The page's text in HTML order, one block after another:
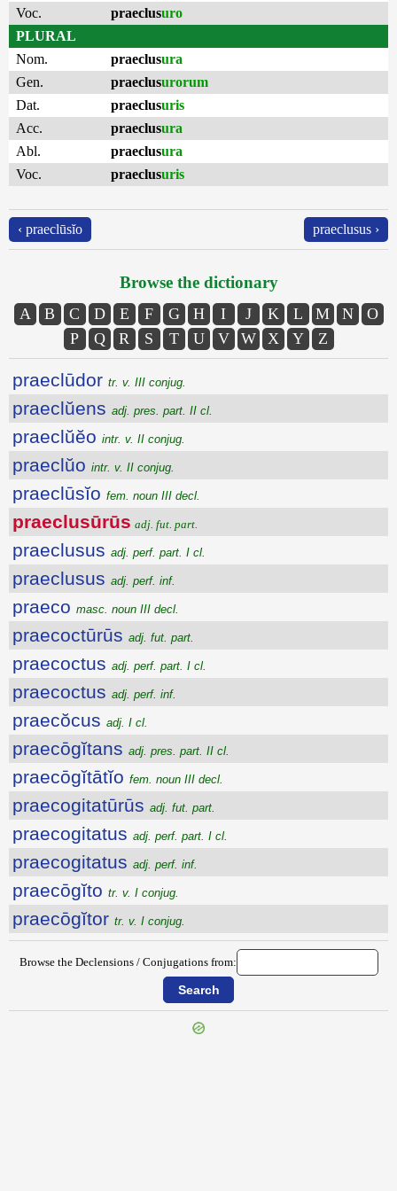
Voc. praeclusuro
PLURAL
Nom.
praeclusura
Gen.
praeclusurorum
Dat.
praeclusuris
Acc.
praeclusura
Abl.
praeclusura
Voc.
praeclusuris
‹ praeclūsĭo praeclusus ›
Browse the dictionary
A B C D E F G H I J K L M N
O
P
Q R S T U V W X Y Z
praeclūdor tr. v. III conjug.
praeclŭens adj. pres. part. II cl.
praeclŭĕo intr. v. II conjug.
praeclŭo intr. v. II conjug.
praeclūsĭo fem. noun III decl.
praeclusūrūs adj. fut. part.
praeclusus adj. perf. part. I cl.
praeclusus adj. perf. inf.
praeco masc. noun III decl.
praecoctūrūs adj. fut. part.
praecoctus adj. perf. part. I cl.
praecoctus adj. perf. inf.
praecŏcus adj. I cl.
praecōgĭtans adj. pres. part. II cl.
praecōgĭtātĭo fem. noun III decl.
praecogitatūrūs adj. fut. part.
praecogitatus adj. perf. part. I cl.
praecogitatus adj. perf. inf.
praecōgĭto tr. v. I conjug.
praecōgĭtor tr. v. I conjug.
Browse the Declensions / Conjugations from: